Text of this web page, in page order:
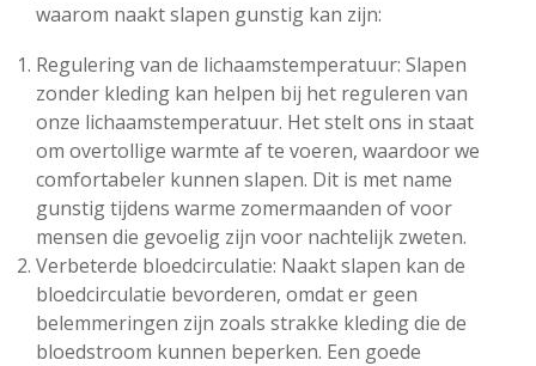
waarom naakt slapen gunstig kan zijn:
Regulering van de lichaamstemperatuur: Slapen
zonder kleding kan helpen bij het reguleren van
onze lichaamstemperatuur. Het stelt ons in staat
om overtollige warmte af te voeren, waardoor we
comfortabeler kunnen slapen. Dit is met name
gunstig tijdens warme zomermaanden of voor
mensen die gevoelig zijn voor nachtelijk zweten.
Verbeterde bloedcirculatie: Naakt slapen kan de
bloedcirculatie bevorderen, omdat er geen
belemmeringen zijn zoals strakke kleding die de
bloedstroom kunnen beperken. Een goede